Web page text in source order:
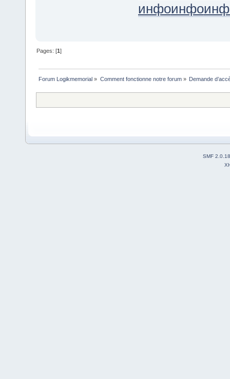
инфоинфо
Pages: [1]
Forum Logikmemorial » Comment fonctionne notre forum» Demande
SMF 2.0.18